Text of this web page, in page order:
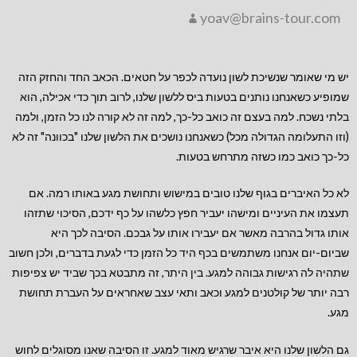
yoav@brains-tour.com
יש מי שאומר שנשיכת לשון נועדה לכפר על חטאים. הכאב החד והחזק הזה
שמופיע כשאנחנו נותנים בטעות ביס ללשון שלנו, לרוב תוך כדי אכילה, הוא
בלתי נשכח. למה בעצם זה כואב כל-כך, למה זה לא קורה לנו כל הזמן, ולמה
(וזו התעלומה הגדולה מכל) כשאנחנו נושכים את הלשון שלנו "בכוונה" זה לא
כל-כך כואב כמו כשזה מתרחש בטעות.
לא כל האיברים בגוף שלנו טובים במישוש ותחושת מגע באותו רמה. אם
תעצמו את העיניים ומישהו יעביר חפץ כלשהו על כף ידכם, הסיכוי שתזהו
אותו גדול בהרבה מאשר אם יעבירו אותו על גבכם. הסיבה לכך היא
שביום-יום אנחנו משתמשים בכף היד כל הזמן כדי לגעת בדברים, ולכן חשוב
שתהיה לה רגישות גבוהה למגע. בין היתר, זה מתבטא בכך שביד יש צפיפות
רבה יותר של קולטנים למגע וכאב ותאי עצב שאחראים על העברת תחושת
מגע.
גם הלשון שלנו היא איבר שרגיש מאוד למגע. זו הסיבה שאנו מסוגלים לחוש